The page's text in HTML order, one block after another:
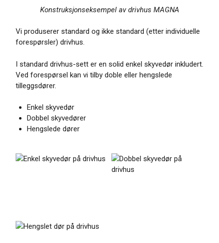
Konstruksjonseksempel av drivhus MAGNA
Vi produserer standard og ikke standard (etter individuelle
forespørsler) drivhus.
I standard drivhus-sett er en solid enkel skyvedør inkludert.
Ved forespørsel kan vi tilby doble eller hengslede
tilleggsdører.
Enkel skyvedør
Dobbel skyvedører
Hengslede dører